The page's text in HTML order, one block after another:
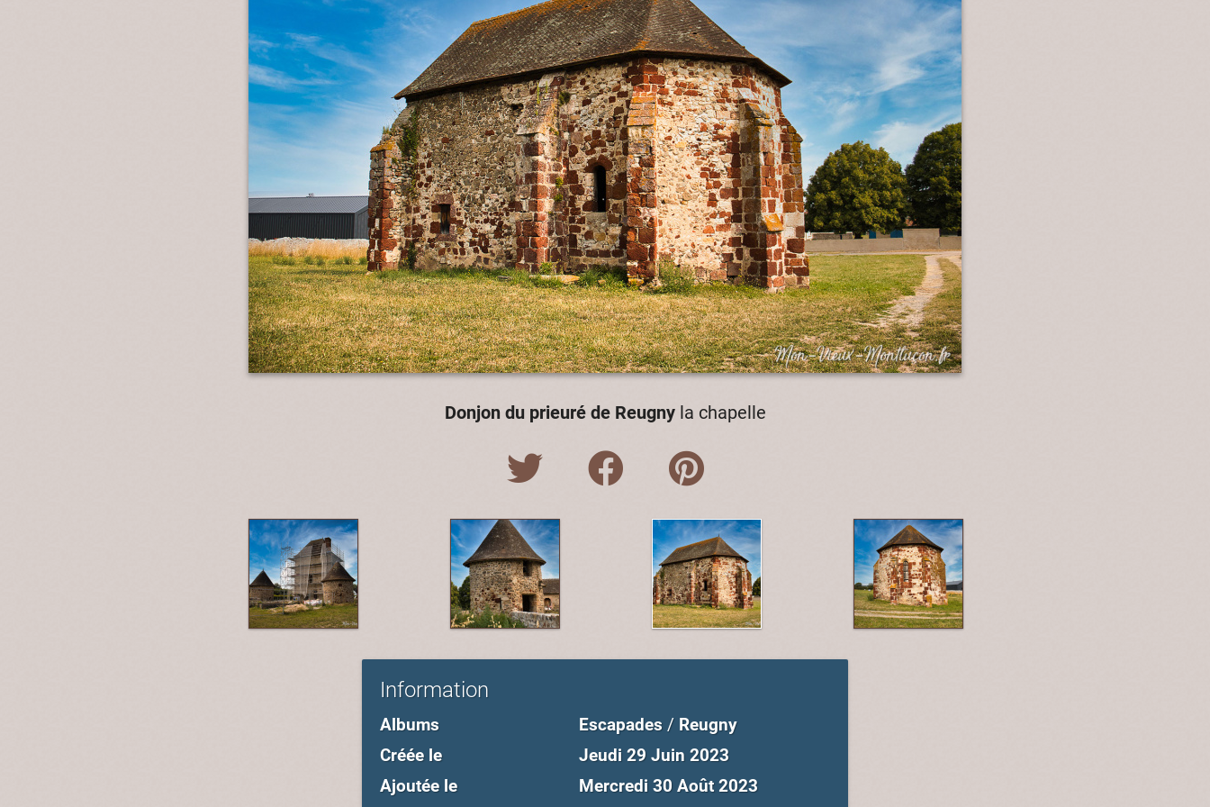
Donjon du prieuré de Reugnyla chapelle
Information
Albums Escapades/ Reugny
Créée le
Jeudi 29 Juin 2023
Ajoutée le
Mercredi 30 Août 2023